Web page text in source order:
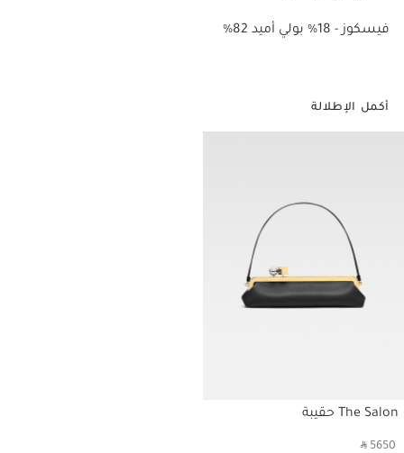
%82 فيسكوز - 18% بولي أميد
أكمل الإطلالة
The Salon حقيبة
‎ ⃁ 5650 ‎